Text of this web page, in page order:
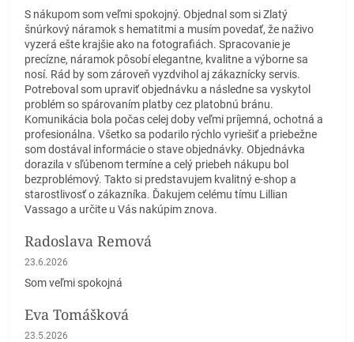
S nákupom som veľmi spokojný. Objednal som si Zlatý
šnúrkový náramok s hematitmi a musím povedať, že naživo
vyzerá ešte krajšie ako na fotografiách. Spracovanie je
precízne, náramok pôsobí elegantne, kvalitne a výborne sa
nosí. Rád by som zároveň vyzdvihol aj zákaznícky servis.
Potreboval som upraviť objednávku a následne sa vyskytol
problém so spárovaním platby cez platobnú bránu.
Komunikácia bola počas celej doby veľmi príjemná, ochotná a
profesionálna. Všetko sa podarilo rýchlo vyriešiť a priebežne
som dostával informácie o stave objednávky. Objednávka
dorazila v sľúbenom termíne a celý priebeh nákupu bol
bezproblémový. Takto si predstavujem kvalitný e-shop a
starostlivosť o zákazníka. Ďakujem celému tímu Lillian
Vassago a určite u Vás nakúpim znova.
Radoslava Remová
Hodnotenie obchodu je 5 z 5 hviezdičiek.
23.6.2026
Som veľmi spokojná
Eva Tomášková
Hodnotenie obchodu je 5 z 5 hviezdičiek.
23.5.2026